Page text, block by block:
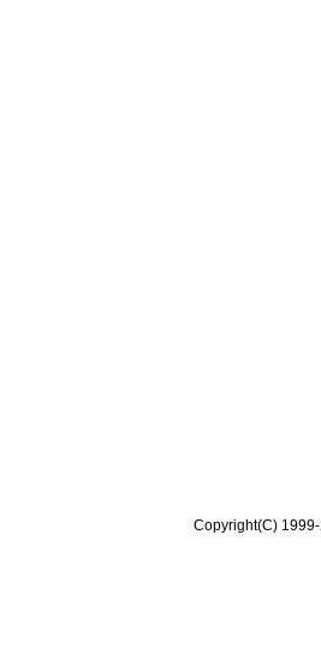
Copyright(C)